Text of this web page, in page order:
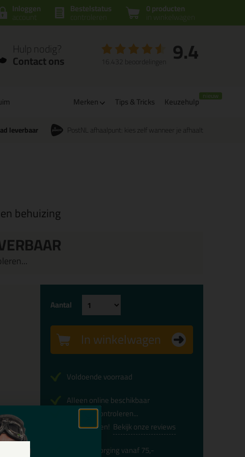
0 producten
in winkelwagen
Bestelstatus
controleren
Inloggen
account
Hulp nodig?
Contact ons 9.4
16.432 beoordelingen
Merken Tips & Tricks Keuzehulp
leverbaar PostNL afhaalpunt: kies zelf wanneer je afhaalt
behuizing
Aantal
In winkelwagen
Voldoende voorraad
Alleen online beschikbaar
Levertijd controleren...
Afgesproken! Bekijk onze reviews
bezorging vanaf 75,-